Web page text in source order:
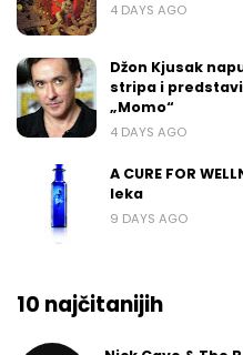
4 DAYS AGO
Džon Kjusak
stripa i
„Momo“
4 DAYS AGO
A CURE FOR
leka
9 DAYS AGO
10 najčitanijih